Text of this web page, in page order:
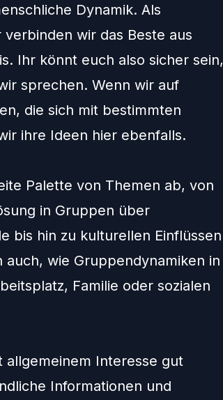
Dynamik. Als
wir das Beste aus
Ihr könnt euch also sicher sein,
sprechen. Wenn wir auf
die sich mit bestimmten
ihre Ideen hier ebenfalls.
Palette von Themen ab, von
in Gruppen über
bis hin zu kulturellen Einflüssen
wie Gruppendynamiken in
Familie oder sozialen
allgemeinem Interesse gut
Informationen und